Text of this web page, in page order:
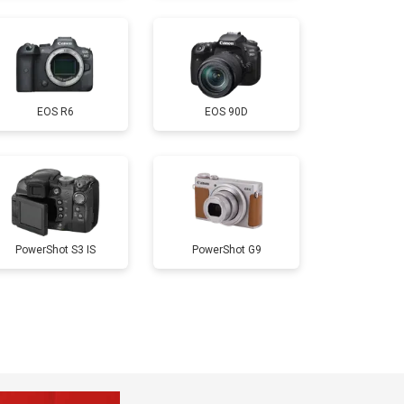
3300 ₽ Заказать
3100 ₽ Заказать
EOS R6 EOS 90D
PowerShot S3 IS PowerShot G9